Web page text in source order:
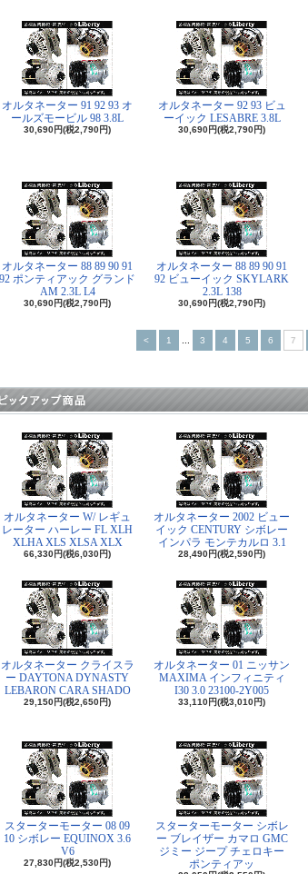
オルタネーター 91 92 93 オ
ールズモービル 98 3.8L
30,690円(税2,790円)
オルタネーター 92 93 ビュ
ーイック LESABRE 3.8L
30,690円(税2,790円)
オルタネーター 88 89 90 91
92 ポンティアック グランド
AM 2.3L L4
30,690円(税2,790円)
オルタネーター 88 89 90 91
92 ビューイック SKYLARK
2.3L 138
30,690円(税2,790円)
< 1 3 4 5 6 7
オルタネーター W/ レギュ
レーター ハーレー FL XLH
XLHA XLS XLSA XLX
66,330円(税6,030円)
オルタネーター 2002 ビュー
イック CENTURY シボレー
インパラ モンテカルロ 3.1
28,490円(税2,590円)
オルタネーター クライスラ
ー DAYTONA DYNASTY
LEBARON CARA SHADO
29,150円(税2,650円)
オルタネーター 01 ニッサン
MAXIMA インフィニティ
I30 3.0 23100-2Y005
33,110円(税3,010円)
スターターモーター 08 09
10 シボレー EQUINOX 3.6
V6
27,830円(税2,530円)
スターターモーター シボレ
ー ブレイザー カマロ GMC
ジミー ジープ チェロキー
ポンティアッ